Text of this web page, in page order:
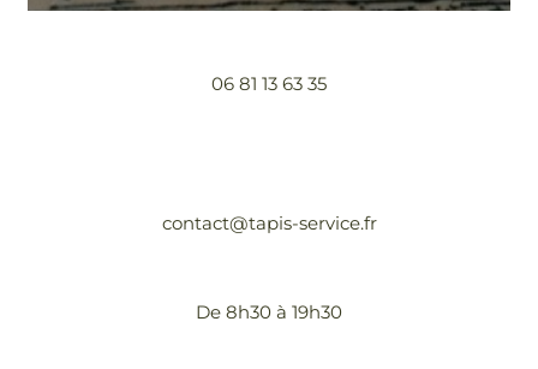
06 81 13 63 35
contact@tapis-service.fr
De 8h30 à 19h30